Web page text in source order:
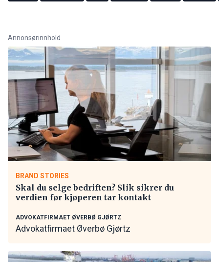
Annonsørinnhold
BRAND STORIES
Skal du selge bedriften? Slik sikrer du
verdien før kjøperen tar kontakt
ADVOKATFIRMAET ØVERBØ GJØRTZ
Advokatfirmaet Øverbø Gjørtz